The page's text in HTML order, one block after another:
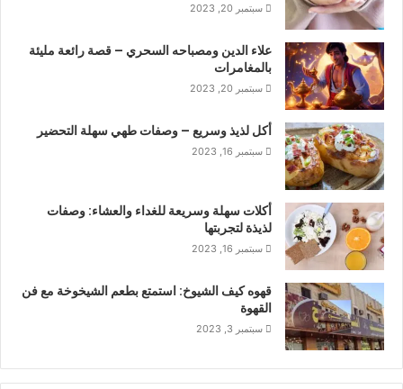
سبتمبر 20, 2023
علاء الدين ومصباحه السحري – قصة رائعة مليئة
بالمغامرات
سبتمبر 20, 2023
أكل لذيذ وسريع – وصفات طهي سهلة التحضير
سبتمبر 16, 2023
أكلات سهلة وسريعة للغداء والعشاء: وصفات
لذيذة لتجربتها
سبتمبر 16, 2023
قهوه كيف الشيوخ: استمتع بطعم الشيخوخة مع فن
القهوة
سبتمبر 3, 2023